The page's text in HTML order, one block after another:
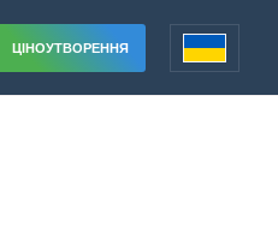
ЦІНОУТВОРЕННЯ